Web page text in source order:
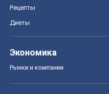
Рецепты
Диеты
Экономика
Рынки и компании